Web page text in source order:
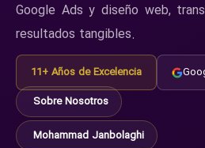
Google Ads y diseño web,
resultados tangibles.
11+ Años de Excelencia
Sobre Nosotros
Mohammad Janbolaghi